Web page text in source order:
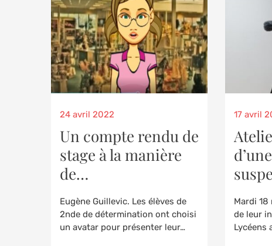
Posted
24 avril 2022
Un compte rendu de
stage à la manière
de…
Eugène Guillevic. Les élèves de
2nde de détermination ont choisi
un avatar pour présenter leur…
Posted
17 avril
Mardi 18
de leur
Lycéens